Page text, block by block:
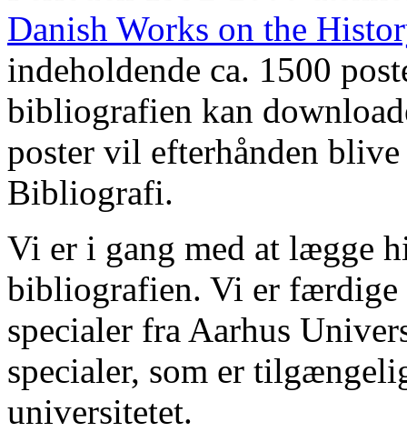
Danish Works on the
indeholdende ca. 1500
bibliografien kan
poster vil efterhånden
Bibliografi.
Vi er i gang med at lægge
bibliografien. Vi er færdige
specialer fra Aarhus
specialer, som er
universitetet.